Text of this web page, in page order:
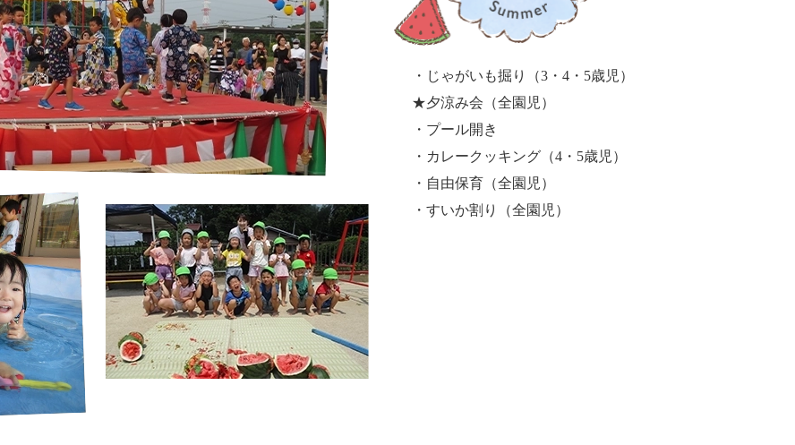
・じゃがいも掘り（3・4・5歳児）
★夕涼み会（全園児）
・プール開き
・カレークッキング（4・5歳児）
・自由保育（全園児）
・すいか割り（全園児）